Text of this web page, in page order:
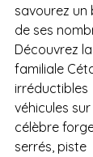
savourez
de ses
Découvrez
familiale
irréductibles
véhicules
célèbre
serrés, piste